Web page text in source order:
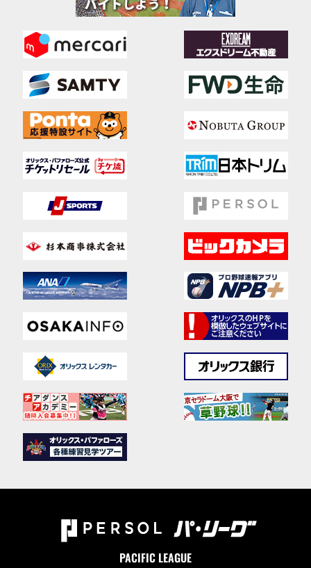
PACIFIC LEAGUE